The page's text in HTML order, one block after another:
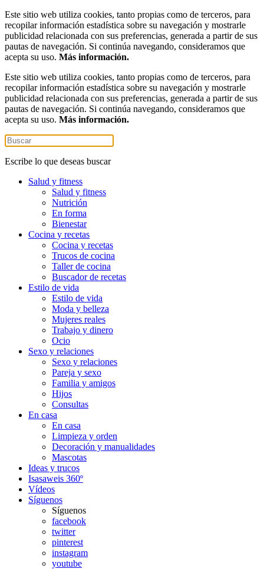
Este sitio web utiliza cookies, tanto propias como de terceros, para
recopilar información estadística sobre su navegación y mostrarle
publicidad relacionada con sus preferencias, generada a partir de sus
pautas de navegación. Si continúa navegando, consideramos que
acepta su uso. Más información.
Este sitio web utiliza cookies, tanto propias como de terceros, para
recopilar información estadística sobre su navegación y mostrarle
publicidad relacionada con sus preferencias, generada a partir de sus
pautas de navegación. Si continúa navegando, consideramos que
acepta su uso. Más información.
Escribe lo que deseas buscar
Salud y fitness
Salud y fitness
Nutrición
En forma
Bienestar
Cocina y recetas
Cocina y recetas
Trucos de cocina
Taller de cocina
Buscador de recetas
Estilo de vida
Estilo de vida
Moda y belleza
Mujeres reales
Trabajo y dinero
Ocio
Sexo y relaciones
Sexo y relaciones
Pareja y sexo
Familia y amigos
Hijos
Consultas
En casa
En casa
Limpieza y orden
Decoración y manualidades
Mascotas
Ideas y trucos
Isasaweis 360º
Vídeos
Síguenos
Síguenos
facebook
twitter
pinterest
instagram
youtube